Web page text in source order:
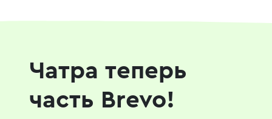
Чатра теперь
часть Brevo!